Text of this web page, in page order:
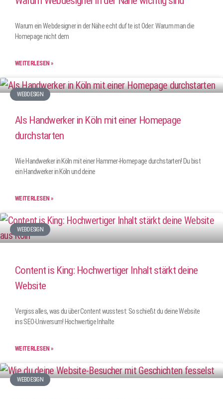
Warum ein Webdesigner in der Nähe echt dufte ist Oder: Warum man die
Homepage nicht dem
WEITERLESEN »
WEBDESIGN
Als Handwerker in Köln mit einer Homepage
durchstarten
Wie Handwerker in Köln mit einer Hammer-Homepage durchstarten! Du bist
ein Handwerker in Köln und deine
WEITERLESEN »
WEBDESIGN
Content is King: Hochwertiger Inhalt stärkt deine
Website
Vergiss alles, was du über Content wusstest: So schießt du deine Website
ins SEO-Universum! Hochwertige Inhalte
WEITERLESEN »
WEBDESIGN